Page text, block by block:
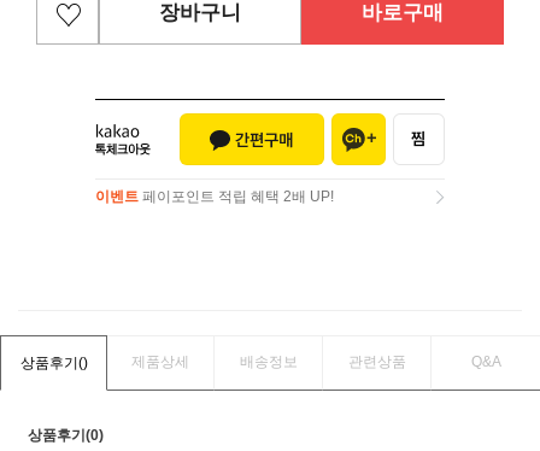
장바구니 바로구매
이벤트 페이포인트 적립 혜택 2배 UP!
상품후기() 제품상세 배송정보 관련상품 Q&A
상품후기(0)